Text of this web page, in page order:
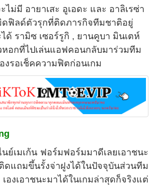
อายาเสะ อูเอดะ และ อาลิเรซ่า
ดฟิลด์ตัวรุกที่ติดภารกิจทีมชาติอยู่
ด้ รามิซ เซอร์รูกิ , ยานคูบา มินเตห์
หอกที่ไปเล่นแอฟคอนกลับมาร่วมทีม
งรอเช็คความฟิตก่อนเกม
เก้น ฟอร์มฟอร์มมาดีเลยเอาชนะ
แถมขึ้นรั้งจ่าฝูงได้ในปัจจุบันส่วนทีม
องเอาชนะมาได้ในเกมล่าสุดก็จริงแต่